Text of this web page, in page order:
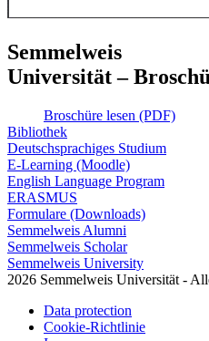
Semmelweis
Universität –
Broschüre lesen (PDF)
Bibliothek
Deutschsprachiges Studium
E-Learning (Moodle)
English Language Program
ERASMUS
Formulare (Downloads)
Semmelweis Alumni
Semmelweis Scholar
Semmelweis University
2026 Semmelweis Universität -
Data protection
Cookie-Richtlinie